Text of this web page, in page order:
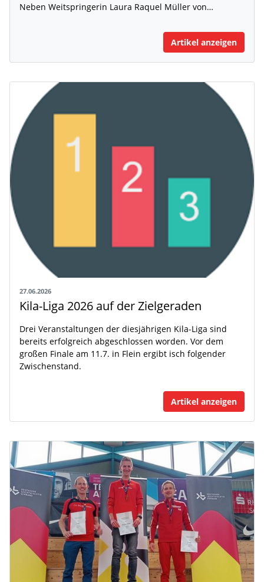
Neben Weitspringerin Laura Raquel Müller von…
Artikel anzeigen
27.06.2026
Kila-Liga 2026 auf der Zielgeraden
Drei Veranstaltungen der diesjährigen Kila-Liga sind
bereits erfolgreich abgeschlossen worden. Vor dem
großen Finale am 11.7. in Flein ergibt isch folgender
Zwischenstand.
Artikel anzeigen